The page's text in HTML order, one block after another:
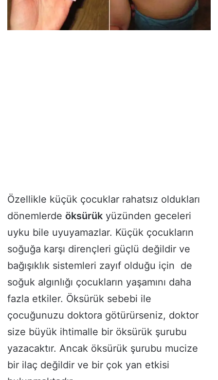
Özellikle küçük çocuklar rahatsız oldukları
dönemlerde öksürük yüzünden geceleri
uyku bile uyuyamazlar. Küçük çocukların
soğuğa karşı dirençleri güçlü değildir ve
bağışıklık sistemleri zayıf olduğu için de
soğuk algınlığı çocukların yaşamını daha
fazla etkiler. Öksürük sebebi ile
çocuğunuzu doktora götürürseniz, doktor
size büyük ihtimalle bir öksürük şurubu
yazacaktır. Ancak öksürük şurubu mucize
bir ilaç değildir ve bir çok yan etkisi